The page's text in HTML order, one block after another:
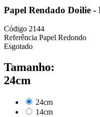
Papel Rendado Doilie -
Código 2144
Referência Papel Redondo
Esgotado
Tamanho:
24cm
24cm
14cm